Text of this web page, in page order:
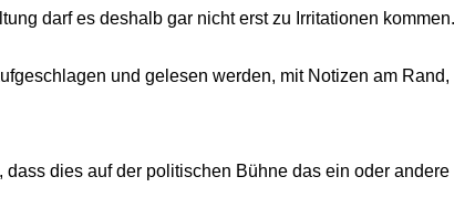
darf es deshalb gar nicht erst zu Irritationen kommen.
und gelesen werden, mit Notizen am Rand,
dies auf der politischen Bühne das ein oder andere